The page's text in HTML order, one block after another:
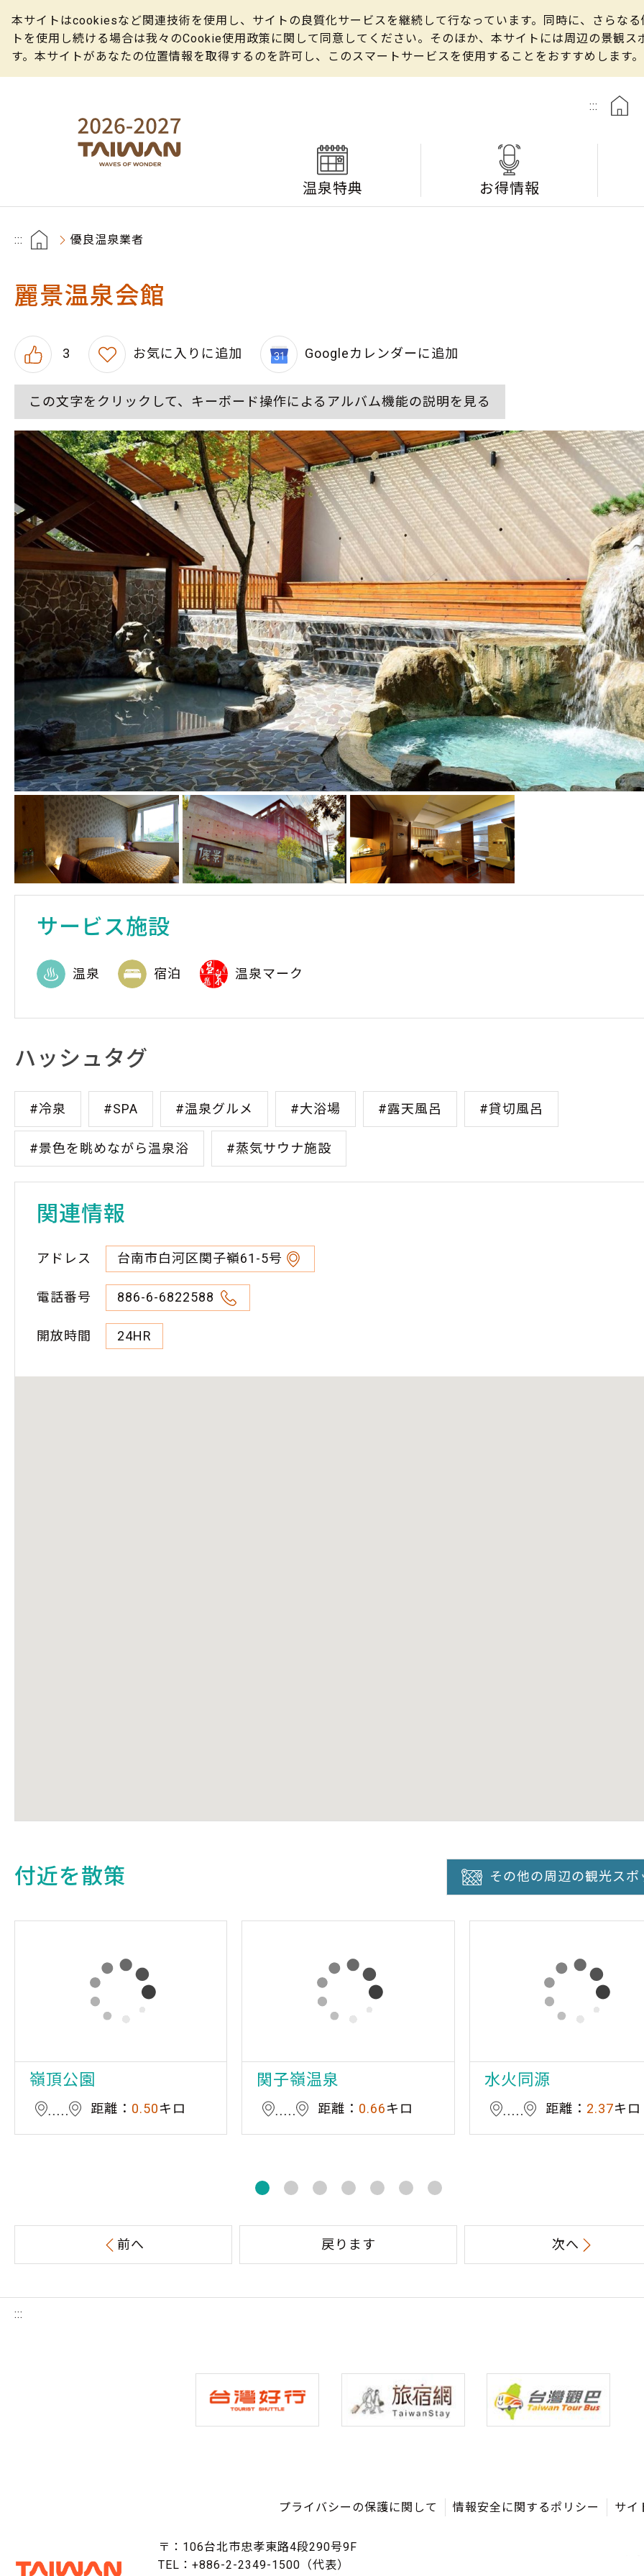
本サイトはcookiesなど関連技術を使用し、サイトの良質化サービスを継続して行なっています。同時に、さらな
トを使用し続ける場合は我々のCookie使用政策に関して同意してください。そのほか、本サイトには周辺の景観
す。本サイトがあなたの位置情報を取得するのを許可し、このスマートサービスを使用することをおすすめします。
:::
温泉特典 お得情報
::: 優良温泉業者
麗景温泉会館
3 お気に入りに追加 Googleカレンダーに追加
この文字をクリックして、キーボード操作によるアルバム機能の説明を見る
サービス施設
温泉 宿泊 温泉マーク
ハッシュタグ
#冷泉 #SPA #温泉グルメ #大浴場 #露天風呂 #貸切風呂
#景色を眺めながら温泉浴 #蒸気サウナ施設
関連情報
アドレス 台南市白河区関子嶺61-5号
電話番号 886-6-6822588
開放時間 24HR
付近を散策 その他の周辺の観光スポ
嶺頂公園
距離： 0.50キロ
関子嶺温泉
距離： 0.66キロ
水火同源
距離： 2.37キロ
前へ 戻ります 次へ
:::
プライバシーの保護に関して 情報安全に関するポリシー サイ
〒：106台北市忠孝東路4段290号9F
TEL：+886-2-2349-1500（代表）